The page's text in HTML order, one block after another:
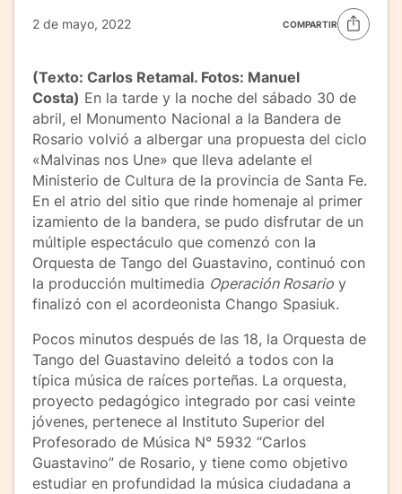
2 de mayo, 2022 COMPARTIR
(Texto: Carlos Retamal. Fotos: Manuel
Costa) En la tarde y la noche del sábado 30 de
abril, el Monumento Nacional a la Bandera de
Rosario volvió a albergar una propuesta del ciclo
«Malvinas nos Une» que lleva adelante el
Ministerio de Cultura de la provincia de Santa Fe.
En el atrio del sitio que rinde homenaje al primer
izamiento de la bandera, se pudo disfrutar de un
múltiple espectáculo que comenzó con la
Orquesta de Tango del Guastavino, continuó con
la producción multimedia Operación Rosario y
finalizó con el acordeonista Chango Spasiuk.
Pocos minutos después de las 18, la Orquesta de
Tango del Guastavino deleitó a todos con la
típica música de raíces porteñas. La orquesta,
proyecto pedagógico integrado por casi veinte
jóvenes, pertenece al Instituto Superior del
Profesorado de Música N° 5932 “Carlos
Guastavino” de Rosario, y tiene como objetivo
estudiar en profundidad la música ciudadana a